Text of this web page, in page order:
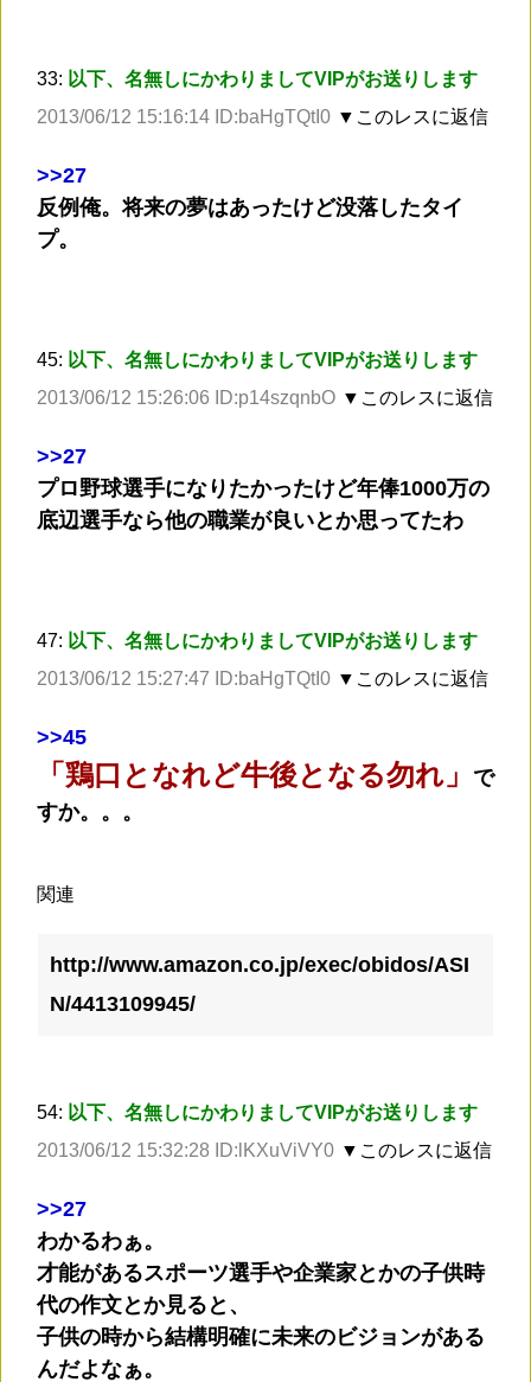
33: 以下、名無しにかわりましてVIPがお送りします
2013/06/12 15:16:14 ID:baHgTQtI0 ▼このレスに返信
>>27
反例俺。将来の夢はあったけど没落したタイ
プ。
45: 以下、名無しにかわりましてVIPがお送りします
2013/06/12 15:26:06 ID:p14szqnbO ▼このレスに返信
>>27
プロ野球選手になりたかったけど年俸1000万の
底辺選手なら他の職業が良いとか思ってたわ
47: 以下、名無しにかわりましてVIPがお送りします
2013/06/12 15:27:47 ID:baHgTQtI0 ▼このレスに返信
>>45
「鶏口となれど牛後となる勿れ」
で
すか。。。
関連
http://www.amazon.co.jp/exec/obidos/ASI
N/4413109945/
54: 以下、名無しにかわりましてVIPがお送りします
2013/06/12 15:32:28 ID:lKXuViVY0 ▼このレスに返信
>>27
わかるわぁ。
才能があるスポーツ選手や企業家とかの子供時
代の作文とか見ると、
子供の時から結構明確に未来のビジョンがある
んだよなぁ。